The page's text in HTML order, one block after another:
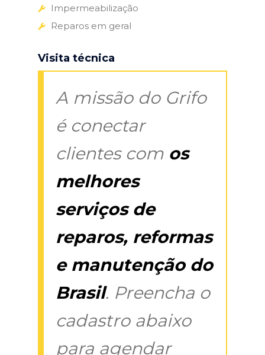
Impermeabilização
Reparos em geral
Visita técnica
A missão do Grifo
é conectar
clientes com os
melhores
serviços de
reparos, reformas
e manutenção do
Brasil. Preencha o
cadastro abaixo
para agendar